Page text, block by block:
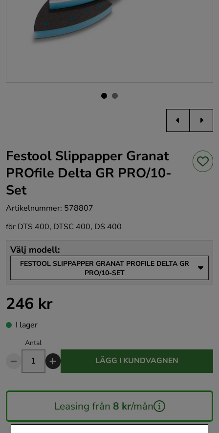
Festool Slippapper Granat
PROfile Delta GR PRO/10-
Set
Artikelnummer: 578807
för DTS 400, DTSC 400, DS 400
Välj modell:
FESTOOL SLIPPAPPER GRANAT PROFILE DELTA GR
PRO/10-SET
Pris:246 kr
246 kr
I lager
Antal
LÄGG I KUNDVAGNEN
Leasing från 8 kr/mån